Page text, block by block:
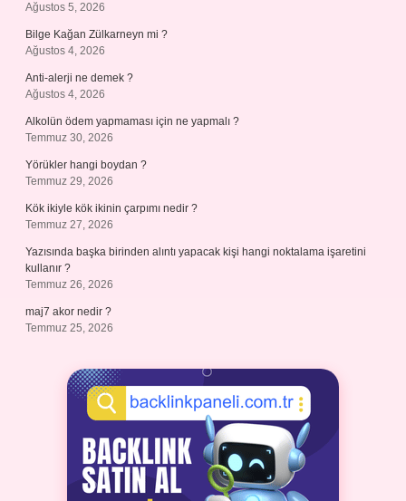
Ağustos 5, 2026
Bilge Kağan Zülkarneyn mi ?
Ağustos 4, 2026
Anti-alerji ne demek ?
Ağustos 4, 2026
Alkolün ödem yapmaması için ne yapmalı ?
Temmuz 30, 2026
Yörükler hangi boydan ?
Temmuz 29, 2026
Kök ikiyle kök ikinin çarpımı nedir ?
Temmuz 27, 2026
Yazısında başka birinden alıntı yapacak kişi hangi noktalama işaretini
kullanır ?
Temmuz 26, 2026
maj7 akor nedir ?
Temmuz 25, 2026